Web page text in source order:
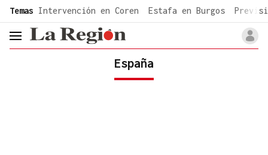
common.go-to-content
Temas Intervención en Coren Estafa en Burgos
header.menu.open
España